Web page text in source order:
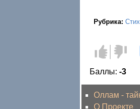
Рубрика:
Голос
за!
Голос
Баллы: -3
Оллам -
О Проекте